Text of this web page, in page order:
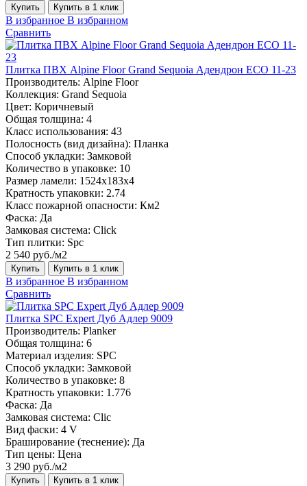
Купить Купить в 1 клик
В избранное В избранном
Сравнить
Плитка ПВХ Alpine Floor Grand Sequoia Адендрон ECO 11-23
Производитель: Alpine Floor
Коллекция: Grand Sequoia
Цвет: Коричневый
Общая толщина: 4
Класс использования: 43
Полосность (вид дизайна): Планка
Способ укладки: Замковой
Количество в упаковке: 10
Размер ламели: 1524х183х4
Кратность упаковки: 2.74
Класс пожарной опасности: Км2
Фаска: Да
Замковая система: Click
Тип плитки: Spc
2 540 руб./м2
Купить Купить в 1 клик
В избранное В избранном
Сравнить
Плитка SPC Expert Дуб Адлер 9009
Производитель: Planker
Общая толщина: 6
Материал изделия: SPC
Способ укладки: Замковой
Количество в упаковке: 8
Кратность упаковки: 1.776
Фаска: Да
Замковая система: Сlic
Вид фаски: 4 V
Браширование (теснение): Да
Тип цены: Цена
3 290 руб./м2
Купить Купить в 1 клик